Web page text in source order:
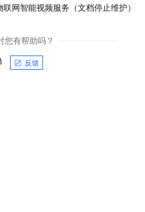
联网智能视频服务（文档停止维护）
您有帮助吗？
反馈